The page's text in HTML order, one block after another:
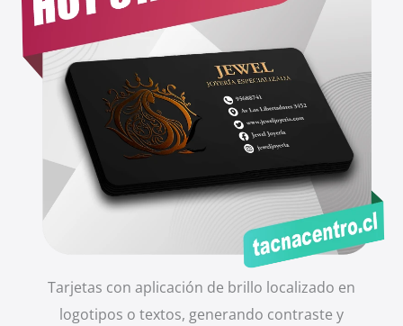
Tarjetas con aplicación de brillo localizado en
logotipos o textos, generando contraste y